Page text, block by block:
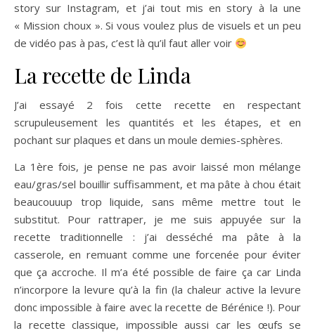
story sur Instagram, et j’ai tout mis en story à la une
« Mission choux ». Si vous voulez plus de visuels et un peu
de vidéo pas à pas, c’est là qu’il faut aller voir
La recette de Linda
J’ai essayé 2 fois cette recette en respectant
scrupuleusement les quantités et les étapes, et en
pochant sur plaques et dans un moule demies-sphères.
La 1ère fois, je pense ne pas avoir laissé mon mélange
eau/gras/sel bouillir suffisamment, et ma pâte à chou était
beaucouuup trop liquide, sans même mettre tout le
substitut. Pour rattraper, je me suis appuyée sur la
recette traditionnelle : j’ai desséché ma pâte à la
casserole, en remuant comme une forcenée pour éviter
que ça accroche. Il m’a été possible de faire ça car Linda
n’incorpore la levure qu’à la fin (la chaleur active la levure
donc impossible à faire avec la recette de Bérénice !). Pour
la recette classique, impossible aussi car les œufs se